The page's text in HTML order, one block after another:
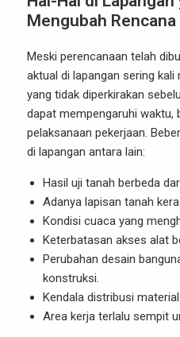
Mengubah
Meski perencanaan telah
aktual di lapangan sering kali
yang tidak diperkirakan
dapat mempengaruhi waktu,
pelaksanaan pekerjaan.
di lapangan antara lain:
Hasil uji tanah berbeda
Adanya lapisan tanah
Kondisi cuaca yang
Keterbatasan akses alat
Perubahan desain
konstruksi.
Kendala distribusi material.
Area kerja terlalu sempit